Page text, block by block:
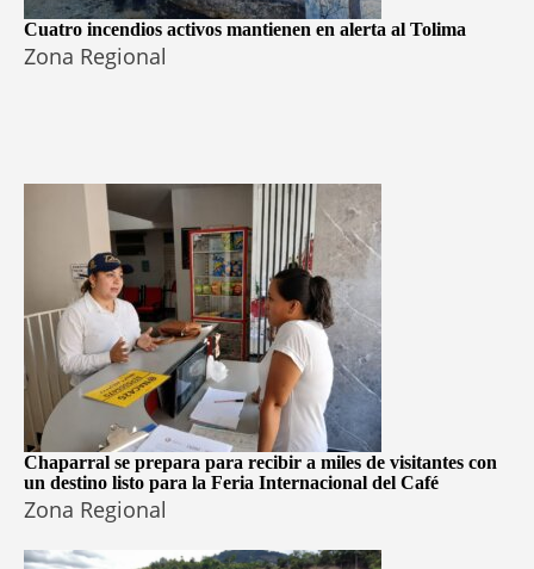
Cuatro incendios activos mantienen en alerta al Tolima
Zona Regional
Chaparral se prepara para recibir a miles de visitantes con
un destino listo para la Feria Internacional del Café
Zona Regional